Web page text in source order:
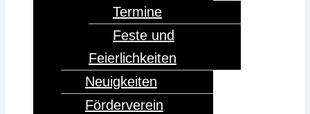
Termine
Feste und
Feierlichkeiten
Neuigkeiten
Förderverein